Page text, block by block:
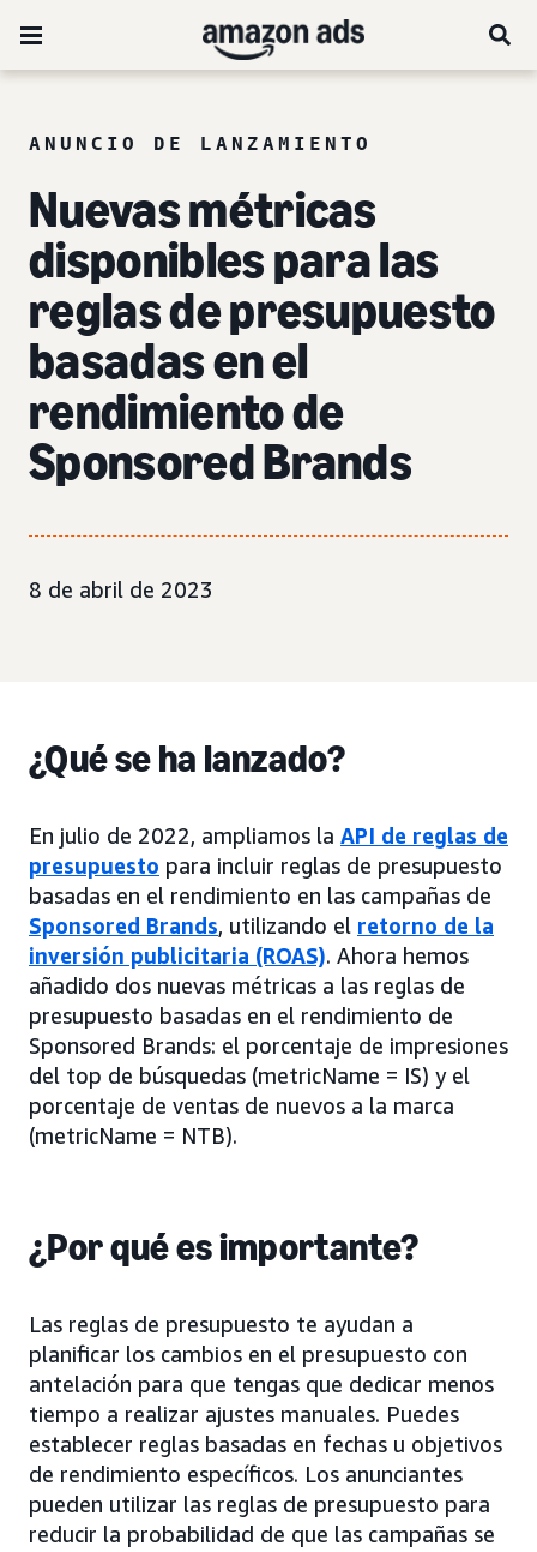
ANUNCIO DE LANZAMIENTO
Nuevas métricas
disponibles para las
reglas de presupuesto
basadas en el
rendimiento de
Sponsored Brands
8 de abril de 2023
¿Qué se ha lanzado?
En julio de 2022, ampliamos la API de reglas de
presupuesto para incluir reglas de presupuesto
basadas en el rendimiento en las campañas de
Sponsored Brands, utilizando el retorno de la
inversión publicitaria (ROAS). Ahora hemos
añadido dos nuevas métricas a las reglas de
presupuesto basadas en el rendimiento de
Sponsored Brands: el porcentaje de impresiones
del top de búsquedas (metricName = IS) y el
porcentaje de ventas de nuevos a la marca
(metricName = NTB).
¿Por qué es importante?
Las reglas de presupuesto te ayudan a
planificar los cambios en el presupuesto con
antelación para que tengas que dedicar menos
tiempo a realizar ajustes manuales. Puedes
establecer reglas basadas en fechas u objetivos
de rendimiento específicos. Los anunciantes
pueden utilizar las reglas de presupuesto para
reducir la probabilidad de que las campañas se